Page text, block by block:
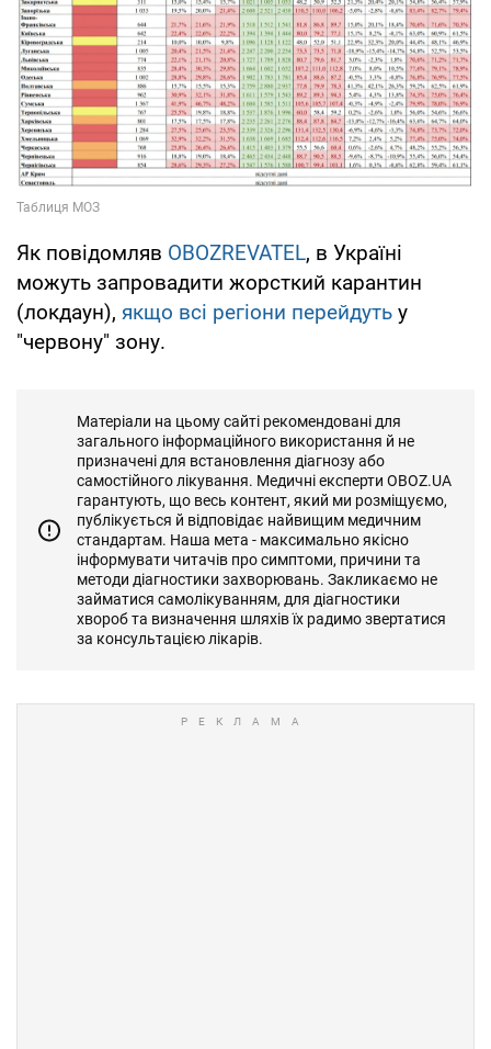
Як повідомляв OBOZREVATEL, в Україні
можуть запровадити жорсткий карантин
(локдаун), якщо всі регіони перейдуть у
"червону" зону.
Матеріали на цьому сайті рекомендовані для
загального інформаційного використання й не
призначені для встановлення діагнозу або
самостійного лікування. Медичні експерти OBOZ.UA
гарантують, що весь контент, який ми розміщуємо,
публікується й відповідає найвищим медичним
стандартам. Наша мета - максимально якісно
інформувати читачів про симптоми, причини та
методи діагностики захворювань. Закликаємо не
займатися самолікуванням, для діагностики
хвороб та визначення шляхів їх радимо звертатися
за консультацією лікарів.